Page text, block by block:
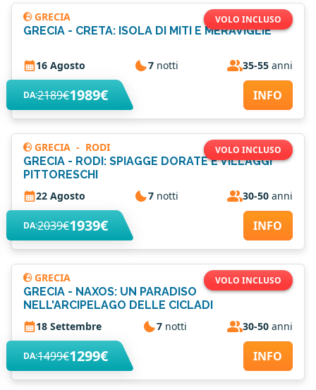
VOLO INCLUSO
GRECIA
GRECIA - CRETA: ISOLA DI MITI E MERAVIGLIE
16 Agosto 7 notti 35-55 anni
DA:2189€1989€ INFO
VOLO INCLUSO
GRECIA - RODI
GRECIA - RODI: SPIAGGE DORATE E VILLAGGI
PITTORESCHI
22 Agosto
7 notti 30-50 anni
DA:2039€1939€ INFO
VOLO INCLUSO
GRECIA
GRECIA - NAXOS: UN PARADISO
NELL'ARCIPELAGO DELLE CICLADI
18 Settembre
7notti 30-50 anni
DA:1499€1299€ INFO